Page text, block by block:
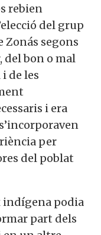
rebien
del grup
Zonás segons
del bon o mal
de les
i era
per
del poblat
indígena podia
part dels